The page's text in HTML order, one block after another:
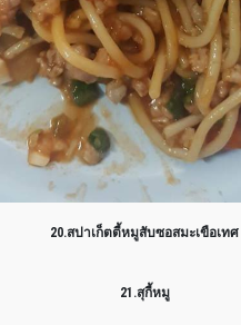
20.สปาเก็ตตี้หมูสับซอสมะเขือเทศ
21.สุกี้หมู